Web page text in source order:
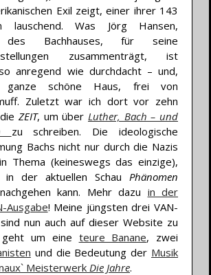
Exil zeigt, einer ihrer 143
lauschend. Was Jörg Hansen,
des Bachhauses, für seine
zusammenträgt, ist
anregend wie durchdacht – und,
schöne Haus, frei von
Zuletzt war ich dort vor zehn
ZEIT, um über Luther, Bach – und
zu schreiben. Die ideologische
Bachs nicht nur durch die Nazis
Thema (keineswegs das einzige),
der aktuellen Schau Phänomen
nachgehen kann. Mehr dazu in der
Ausgabe! Meine jüngsten drei VAN-
nun auch auf dieser Website zu
um eine teure Banane, zwei
und die Bedeutung der Musik
Meisterwerk Die Jahre.